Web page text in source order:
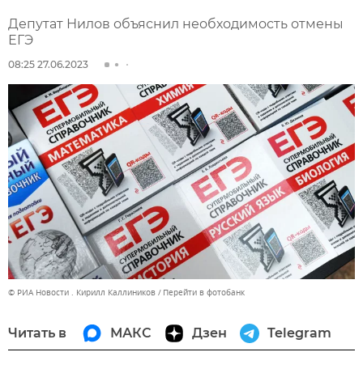
Депутат Нилов объяснил необходимость отмены
ЕГЭ
08:25 27.06.2023
© РИА Новости . Кирилл Каллиников Перейти в фотобанк
Читать в МАКС Дзен Telegram